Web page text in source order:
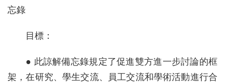
忘錄
目標：
● 此諒解備忘錄規定了促進雙方進一步討論的框
架，在研究、學生交流、員工交流和學術活動進行合